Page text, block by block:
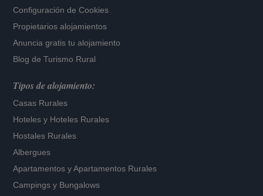
Configuración de Cookies
Propietarios alojamientos
Anuncia gratis tu alojamiento
Blog de Turismo Rural
Tipos de alojamiento:
Casas Rurales
Hoteles y Hoteles Rurales
Hostales Rurales
Albergues
Apartamentos yApartamentos Rurales
Campings y Bungalows